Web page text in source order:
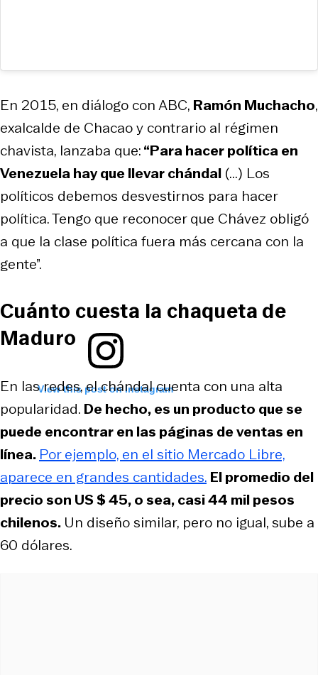
View this post on Instagram
En 2015, en diálogo con ABC, Ramón Muchacho,
exalcalde de Chacao y contrario al régimen
chavista, lanzaba que:“Para hacer política en
Venezuela hay que llevar chándal (...) Los
políticos debemos desvestirnos para hacer
política. Tengo que reconocer que Chávez obligó
a que la clase política fuera más cercana con la
gente”.
Cuánto cuesta la chaqueta de
Maduro
En las redes, el chándal cuenta con una alta
popularidad. De hecho, es un producto que se
puede encontrar en las páginas de ventas en
línea. Por ejemplo, en el sitio Mercado Libre,
aparece en grandes cantidades. El promedio del
precio son US $ 45, o sea, casi 44 mil pesos
chilenos. Un diseño similar, pero no igual, sube a
60 dólares.